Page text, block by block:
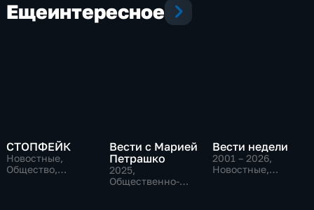
Ещеинтересное
СТОПФЕЙК
Новостные,
Общество,
Вести с Марией
Петрашко
2025,
Общественно-
Вести недели
2001 – 2026,
Новостные,